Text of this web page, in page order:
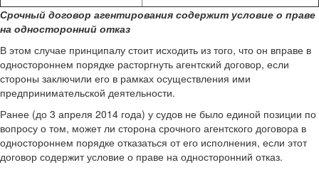
Срочный договор агентирования содержит условие о праве
на односторонний отказ
В этом случае принципалу стоит исходить из того, что он вправе в
одностороннем порядке расторгнуть агентский договор, если
стороны заключили его в рамках осуществления ими
предпринимательской деятельности.
Ранее (до 3 апреля 2014 года) у судов не было единой позиции по
вопросу о том, может ли сторона срочного агентского договора в
одностороннем порядке отказаться от его исполнения, если этот
договор содержит условие о праве на односторонний отказ.